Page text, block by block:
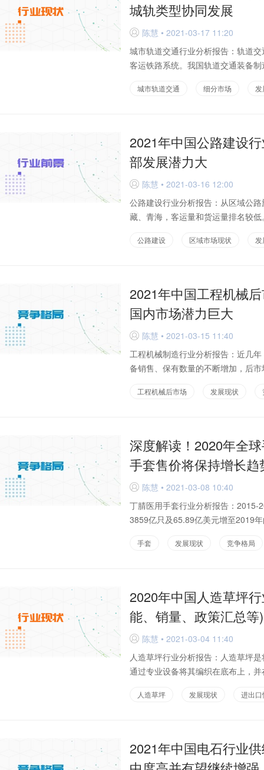
城轨类型协同发展
D 陈慧 • 2021-03-17 11:20
城市轨道交通行业分析报告：轨道
客运铁路系统。我国轨道交通装备
城市轨道交通 细分市场
2021年中国公路建设
部发展潜力大
D 陈慧 • 2021-03-16 12:00
公路建设行业分析报告：从区域公
藏、青海，客运量和货运量排名较
公路建设 区域市场现状
2021年中国工程机械
国内市场潜力巨大
D 陈慧 • 2021-03-15 11:40
工程机械制造行业分析报告：近几
备销售、保有数量的不断增加，后
工程机械后市场 发展现状
深度解读！2020年全
手套售价将保持增长趋
D 陈慧 • 2021-03-08 10:40
丁腈医用手套行业分析报告：2015-
3859亿只及65.89亿美元增至2019
手套 发展现状 竞争格局
2020年中国人造草坪
能、销量、政策汇总等)
D 陈慧 • 2021-03-04 11:40
人造草坪行业分析报告：人造草坪
通过专业设备将其编织在底布上，
人造草坪 发展现状 进出口
2021年中国电石行业